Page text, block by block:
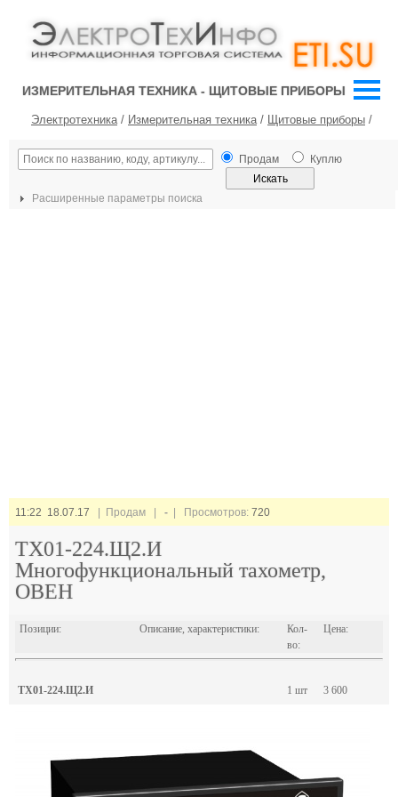
ИЗМЕРИТЕЛЬНАЯ ТЕХНИКА - ЩИТОВЫЕ ПРИБОРЫ
Электротехника/ Измерительная техника/ Щитовые приборы /
Продам Куплю
Расширенные параметры поиска
11:22 18.07.17 | Продам | - | Просмотров: 720
ТХ01-224.Щ2.И
Многофункциональный тахометр,
ОВЕН
Позиции: Описание, характеристики:
Кол-
во:
Цена:
ТХ01-224.Щ2.И 1 шт 3 600